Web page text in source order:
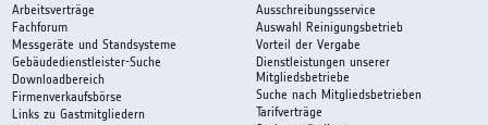
Arbeitsverträge
Fachforum
Messgeräte und Standsysteme
Gebäudedienstleister-Suche
Downloadbereich
Firmenverkaufsbörse
Links zu Gastmitgliedern
Ausschreibungsservice
Auswahl Reinigungsbetrieb
Vorteil der Vergabe
Dienstleistungen unserer
Mitgliedsbetriebe
Suche nach Mitgliedsbetrieben
Tarifverträge